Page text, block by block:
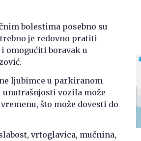
bolestima posebno su
je redovno pratiti
omogućiti boravak u
ljubimce u parkiranom
vozila može
što može dovesti do
vrtoglavica, mučnina,